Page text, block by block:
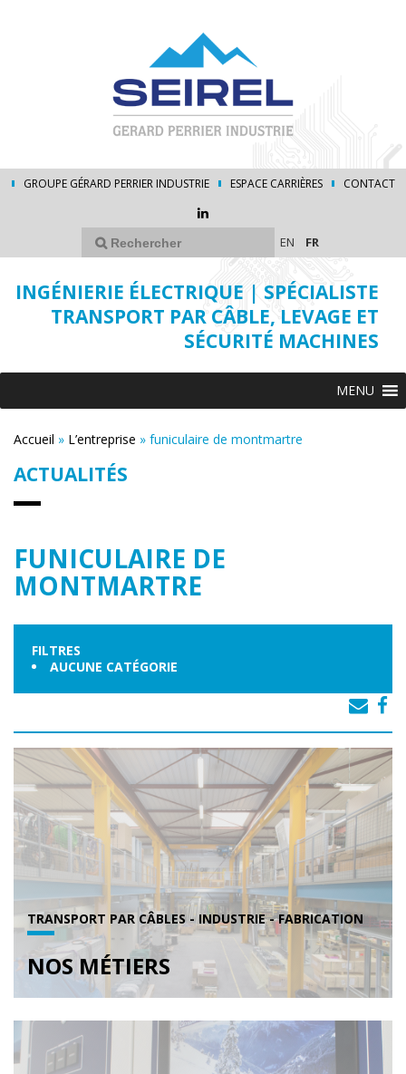
GROUPE GÉRARD PERRIER INDUSTRIE ESPACE CARRIÈRES CONTACT
EN FR
INGÉNIERIE ÉLECTRIQUE | SPÉCIALISTE
TRANSPORT PAR CÂBLE, LEVAGE ET
SÉCURITÉ MACHINES
MENU
Accueil » L’entreprise » funiculaire de montmartre
ACTUALITÉS
FUNICULAIRE DE
MONTMARTRE
FILTRES
AUCUNE CATÉGORIE
TRANSPORT PAR CÂBLES - INDUSTRIE - FABRICATION
NOS MÉTIERS